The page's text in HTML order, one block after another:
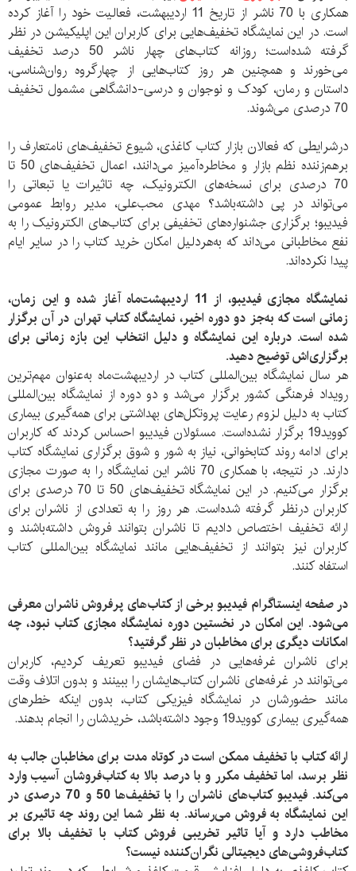
همکاری با 70 ناشر از تاریخ 11 اردیبهشت، فعالیت خود را آغاز کرده
است. در این نمایشگاه تخفیف‌هایی برای کاربران این اپلیکیشن در نظر
گرفته شده‌است؛ روزانه کتاب‌های چهار ناشر 50 درصد تخفیف
می‌خورند و همچنین هر روز کتاب‌هایی از چهارگروه روان‌شناسی،
داستان و رمان، کودک و نوجوان و درسی-دانشگاهی مشمول تخفیف
70 درصدی می‌شوند.
درشرایطی که فعالان بازار کتاب کاغذی، شیوع تخفیف‌های نامتعارف را
برهم‌زننده نظم بازار و مخاطره‌آمیز می‌دانند، اعمال تخفیف‌های 50 تا
70 درصدی برای نسخه‌های الکترونیک، چه تاثیرات یا تبعاتی را
می‌تواند در پی داشته‌باشد؟ مهدی محب‌علی، مدیر روابط عمومی
فیدیبو؛ برگزاری جشنواره‌های تخفیفی برای کتاب‌های الکترونیک را به
نفع مخاطبانی می‌داند که به‌هردلیل امکان خرید کتاب را در سایر ایام
پیدا نکرده‌اند.
نمایشگاه مجازی فیدیبو، از 11 اردیبهشت‌ماه آغاز شده و این زمان،
زمانی است که به‌جز دو دوره اخیر، نمایشگاه کتاب تهران در آن برگزار
شده است. درباره این نمایشگاه و دلیل انتخاب این بازه زمانی برای
برگزاری‌اش توضیح دهید.
هر سال نمایشگاه بین‌المللی کتاب در اردیبهشت‌ماه به‌عنوان مهم‌ترین
رویداد فرهنگی کشور برگزار می‌شد و دو دوره از نمایشگاه بین‌المللی
کتاب به دلیل لزوم رعایت پروتکل‌های بهداشتی برای همه‌گیری بیماری
کووید19 برگزار نشده‌است. مسئولان فیدیبو احساس کردند که کاربران
برای ادامه روند کتابخوانی، نیاز به شور و شوق برگزاری نمایشگاه کتاب
دارند. در نتیجه، با همکاری 70 ناشر این نمایشگاه را به صورت مجازی
برگزار می‌کنیم. در این نمایشگاه تخفیف‌های 50 تا 70 درصدی برای
کاربران درنظر گرفته شده‌است. هر روز را به تعدادی از ناشران برای
ارائه تخفیف اختصاص دادیم تا ناشران بتوانند فروش داشته‌باشند و
کاربران نیز بتوانند از تخفیف‌هایی مانند نمایشگاه بین‌المللی کتاب
استفاه کنند.
در صفحه اینستاگرام فیدیبو برخی از کتاب‌های پرفروش ناشران معرفی
می‌شود. این امکان در نخستین دوره نمایشگاه مجازی کتاب نبود، چه
امکانات دیگری برای مخاطبان در نظر گرفتید؟
برای ناشران غرفه‌هایی در فضای فیدیبو تعریف کردیم، کاربران
می‌توانند در غرفه‌های ناشران کتاب‌هایشان را ببینند و بدون اتلاف وقت
مانند حضورشان در نمایشگاه فیزیکی کتاب، بدون اینکه خطرهای
همه‌گیری بیماری کووید19 وجود داشته‌باشد، خریدشان را انجام بدهند.
ارائه کتاب با تخفیف‌ ممکن است در کوتاه مدت برای مخاطبان جالب به
نظر برسد، اما تخفیف مکرر و با درصد بالا به کتاب‌فروشان آسیب وارد
می‌کند. فیدیبو کتاب‌های ناشران را با تخفیف‌ها 50 و 70 درصدی در
این نمایشگاه به فروش می‌رساند. به نظر شما این روند چه تاثیری بر
مخاطب دارد و آیا تاثیر تخریبی فروش کتاب با تخفیف بالا برای
کتاب‌فروشی‌های دیجیتالی نگران‌کننده نیست؟